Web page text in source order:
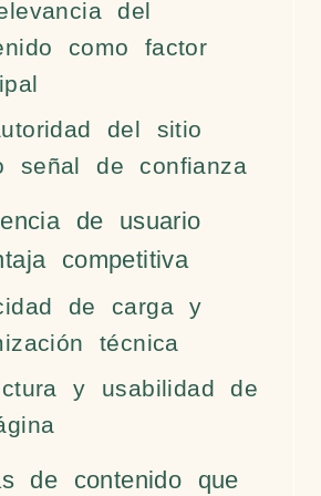
del
como factor
del sitio
señal de confianza
de usuario
competitiva
de carga y
técnica
y usabilidad de
de contenido que